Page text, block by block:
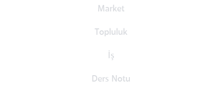
Market
Topluluk
İş
Ders Notu